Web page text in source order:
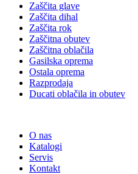
Zaščita glave
Zaščita dihal
Zaščita rok
Zaščitna obutev
Zaščitna oblačila
Gasilska oprema
Ostala oprema
Razprodaja
Ducati oblačila in obutev
O nas
Katalogi
Servis
Kontakt